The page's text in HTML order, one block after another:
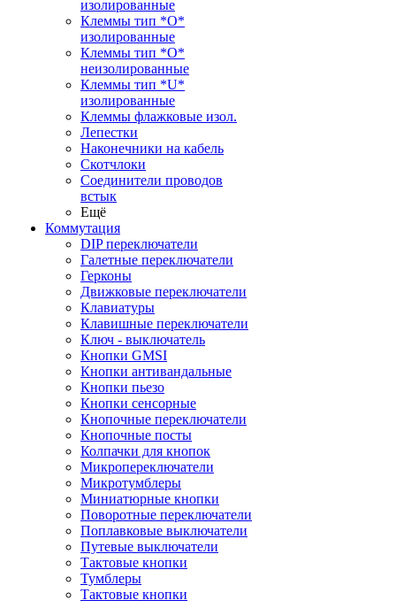
изолированные
Клеммы тип *O*
изолированные
Клеммы тип *O*
неизолированные
Клеммы тип *U*
изолированные
Клеммы флажковые изол.
Лепестки
Наконечники на кабель
Скотчлоки
Соединители проводов
встык
Ещё
Коммутация
DIP переключатели
Галетные переключатели
Герконы
Движковые переключатели
Клавиатуры
Клавишные переключатели
Ключ - выключатель
Кнопки GMSI
Кнопки антивандальные
Кнопки пьезо
Кнопки сенсорные
Кнопочные переключатели
Кнопочные посты
Колпачки для кнопок
Микропереключатели
Микротумблеры
Миниатюрные кнопки
Поворотные переключатели
Поплавковые выключатели
Путевые выключатели
Тактовые кнопки
Тумблеры
Тактовые кнопки